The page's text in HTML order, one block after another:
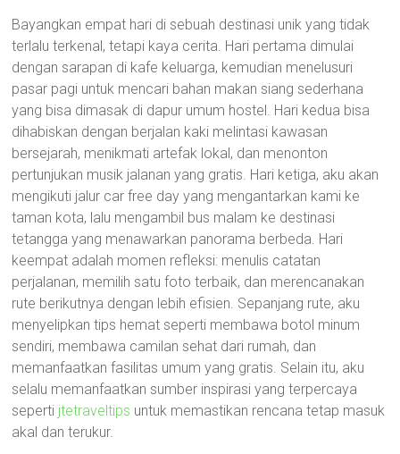
Bayangkan empat hari di sebuah destinasi unik yang tidak
terlalu terkenal, tetapi kaya cerita. Hari pertama dimulai
dengan sarapan di kafe keluarga, kemudian menelusuri
pasar pagi untuk mencari bahan makan siang sederhana
yang bisa dimasak di dapur umum hostel. Hari kedua bisa
dihabiskan dengan berjalan kaki melintasi kawasan
bersejarah, menikmati artefak lokal, dan menonton
pertunjukan musik jalanan yang gratis. Hari ketiga, aku akan
mengikuti jalur car free day yang mengantarkan kami ke
taman kota, lalu mengambil bus malam ke destinasi
tetangga yang menawarkan panorama berbeda. Hari
keempat adalah momen refleksi: menulis catatan
perjalanan, memilih satu foto terbaik, dan merencanakan
rute berikutnya dengan lebih efisien. Sepanjang rute, aku
menyelipkan tips hemat seperti membawa botol minum
sendiri, membawa camilan sehat dari rumah, dan
memanfaatkan fasilitas umum yang gratis. Selain itu, aku
selalu memanfaatkan sumber inspirasi yang terpercaya
seperti jtetraveltips untuk memastikan rencana tetap masuk
akal dan terukur.